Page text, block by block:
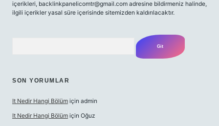
içerikleri, backlinkpanelicomtr@gmail.com adresine bildirmeniz halinde,
ilgili içerikler yasal süre içerisinde sitemizden kaldırılacaktır.
SON YORUMLAR
It Nedir Hangi Bölüm için admin
It Nedir Hangi Bölüm için Oğuz